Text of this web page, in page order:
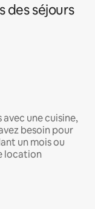
des séjours
une cuisine,
besoin pour
un mois ou
location